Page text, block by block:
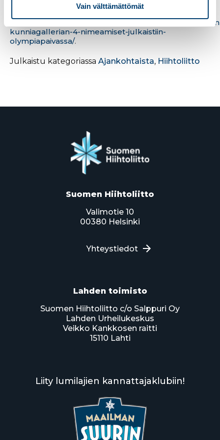
Vain välttämättömät
https://www.suomenvalmentajat.fi/uutiset/
kunniagallerian-4-nimeamiset-julkaistiin-
olympiapaivassa/.
Julkaistu kategoriassa Ajankohtaista, Hiihtoliitto
Suomen Hiihtoliitto
Valimotie 10
00380 Helsinki
Yhteystiedot
Lahden toimisto
Suomen Hiihtoliitto c/o Salppuri Oy
Lahden Urheilukeskus
Veikko Kankkosen raitti
15110 Lahti
Liity lumilajien kannattajaklubiin!